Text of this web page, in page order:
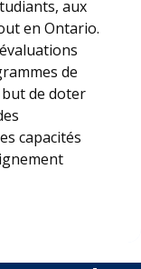
aux
en Ontario.
évaluations
de
de doter
capacités